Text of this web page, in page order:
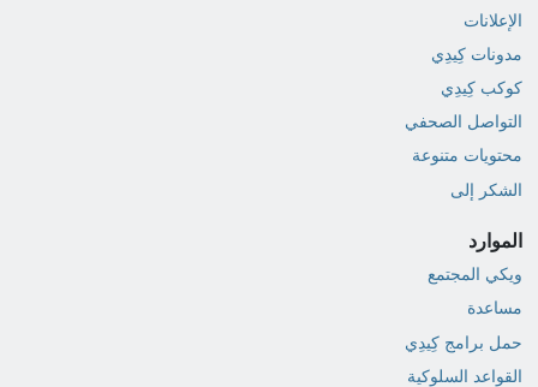
الإعلانات
مدونات كِيدِي
كوكب كِيدِي
التواصل الصحفي
محتويات متنوعة
الشكر إلى
الموارد
ويكي المجتمع
مساعدة
حمل برامج كِيدِي
القواعد السلوكية